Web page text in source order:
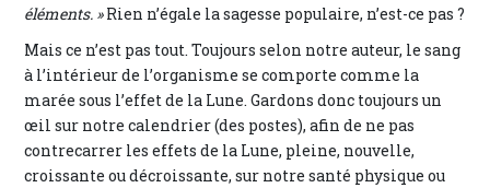
éléments. »Rien n’égale la sagesse populaire, n’est-ce pas ?
Mais ce n’est pas tout. Toujours selon notre auteur, le sang
à l’intérieur de l’organisme se comporte comme la
marée sous l’effet de la Lune. Gardons donc toujours un
œil sur notre calendrier (des postes), afin de ne pas
contrecarrer les effets de la Lune, pleine, nouvelle,
croissante ou décroissante, sur notre santé physique ou